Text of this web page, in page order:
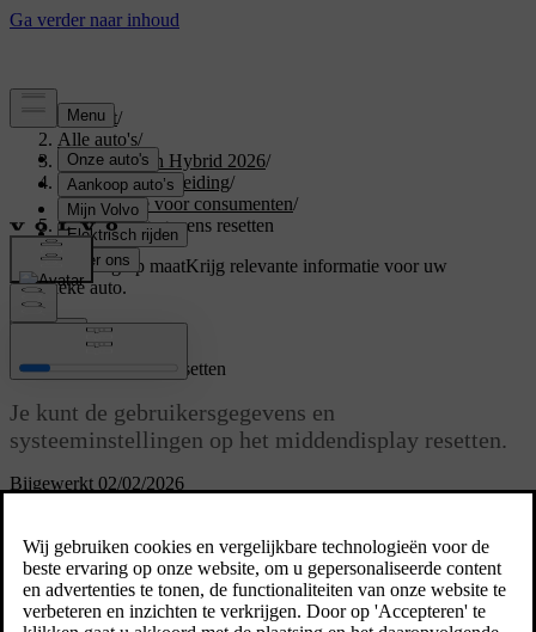
Support/
Alle auto's/
XC60 Plug-in Hybrid 2026/
Gebruikershandleiding/
Informatie voor consumenten/
Gebruikersgegevens resetten
Ondersteuning op maatKrijg relevante informatie voor uw
specifieke auto.
Bijgewerkt 02/02/2026
Gebruikersgegevens resetten
Je kunt de gebruikersgegevens en
systeeminstellingen op het middendisplay resetten.
fabrieksinstellingen herstellen. Als je de instellingen weer naar de
fabrieksinstellingen herstelt, worden profielen, gebruikersgegevens
en andere persoonlijke instellingen gewist.